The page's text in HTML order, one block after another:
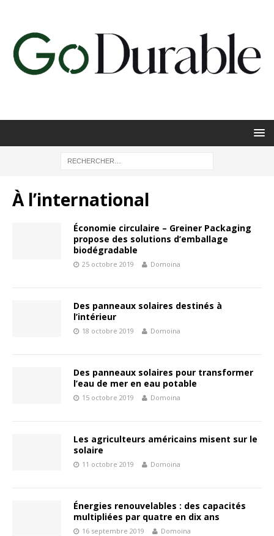
À l’international
Économie circulaire – Greiner Packaging
propose des solutions d’emballage
biodégradable
25 octobre 2019 Domoina
Des panneaux solaires destinés à
l’intérieur
18 octobre 2019 Domoina
Des panneaux solaires pour transformer
l’eau de mer en eau potable
15 octobre 2019 Domoina
Les agriculteurs américains misent sur le
solaire
11 octobre 2019 Domoina
Énergies renouvelables : des capacités
multipliées par quatre en dix ans
16 septembre 2019 Domoina